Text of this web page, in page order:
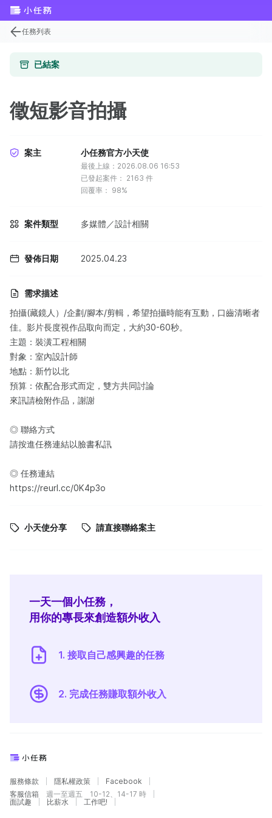
任務列表
已結案
徵短影音拍攝
案主 小任務官方小天使
最後上線：2026.08.06 16:53
已發起案件： 2163 件
回覆率： 98%
案件類型 多媒體／設計相關
發佈日期 2025.04.23
需求描述
拍攝(藏鏡人）/企劃/腳本/剪輯，希望拍攝時能有互動，口齒清晰者
佳。影片長度視作品取向而定，大約30-60秒。
主題：裝潢工程相關
對象：室內設計師
地點：新竹以北
預算：依配合形式而定，雙方共同討論
來訊請檢附作品，謝謝
◎ 聯絡方式
請按進任務連結以臉書私訊
◎ 任務連結
https://reurl.cc/0K4p3o
小天使分享 請直接聯絡案主
一天一個小任務，
用你的專長來創造額外收入
1. 接取自己感興趣的任務
2. 完成任務賺取額外收入
服務條款 隱私權政策
Facebook
客服信箱
週一至週五 10-12、14-17 時
面試趣
比薪水 工作吧!